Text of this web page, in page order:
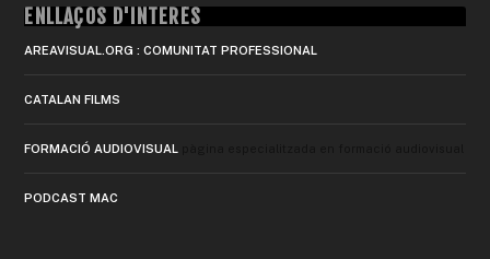
ENLLAÇOS D'INTERÈS
AREAVISUAL.ORG : COMUNITAT PROFESSIONAL
CATALAN FILMS
FORMACIÓ AUDIOVISUAL
PODCAST MAC